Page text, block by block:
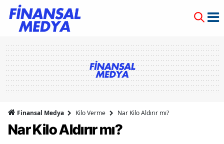
Finansal Medya Kilo Verme Nar Kilo Aldırır mı?
Nar Kilo Aldırır mı?